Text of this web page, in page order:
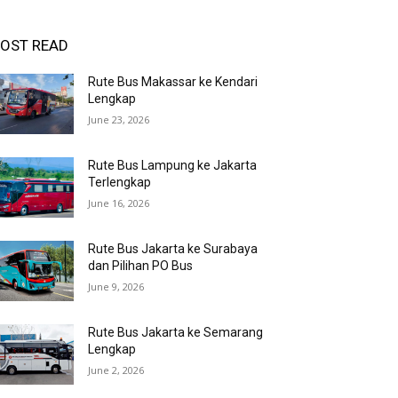
READ
Rute Bus Makassar ke Kendari
Lengkap
June 23, 2026
Rute Bus Lampung ke Jakarta
Terlengkap
June 16, 2026
Rute Bus Jakarta ke Surabaya
dan Pilihan PO Bus
June 9, 2026
Rute Bus Jakarta ke Semarang
Lengkap
June 2, 2026